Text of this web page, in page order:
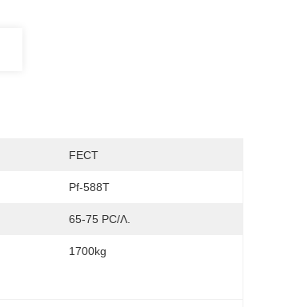
FECT
Pf-588T
65-75 PC/λ.
1700kg